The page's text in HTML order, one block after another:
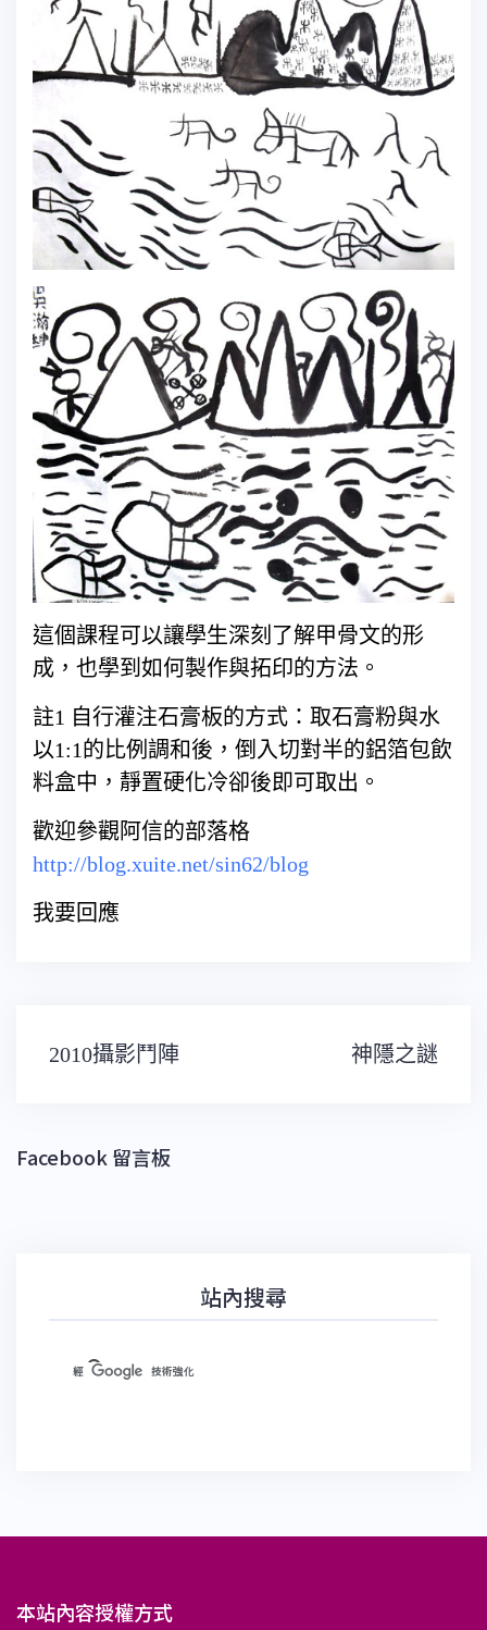
這個課程可以讓學生深刻了解甲骨文的形
成，也學到如何製作與拓印的方法。
註1 自行灌注石膏板的方式：取石膏粉與水
以1:1的比例調和後，倒入切對半的鋁箔包飲
料盒中，靜置硬化冷卻後即可取出。
歡迎參觀阿信的部落格
http://blog.xuite.net/sin62/blog
我要回應
文
章
2010攝影鬥陣 神隱之謎
Facebook 留言板
站內搜尋
本站內容授權方式